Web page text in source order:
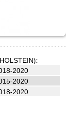
2020
2020
2020